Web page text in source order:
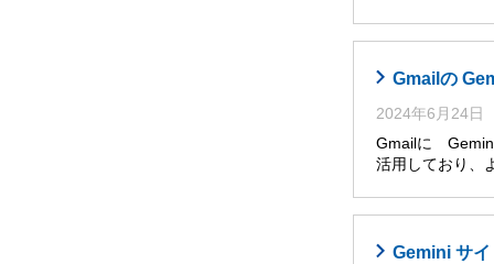
Gmailの
2024年6月24日
Gmailに Gemini
活用しており、
Gemini サ